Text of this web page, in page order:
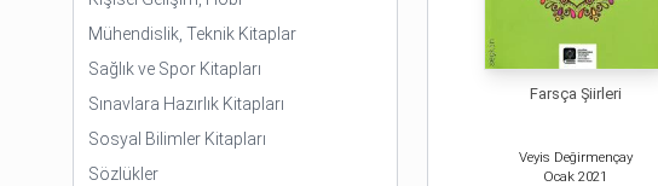
Mühendislik, Teknik Kitaplar
Sağlık ve Spor Kitapları
Sınavlara Hazırlık Kitapları
Sosyal Bilimler Kitapları
Sözlükler
Farsça Şiirleri
Veyis Değirmençay
Ocak 2021